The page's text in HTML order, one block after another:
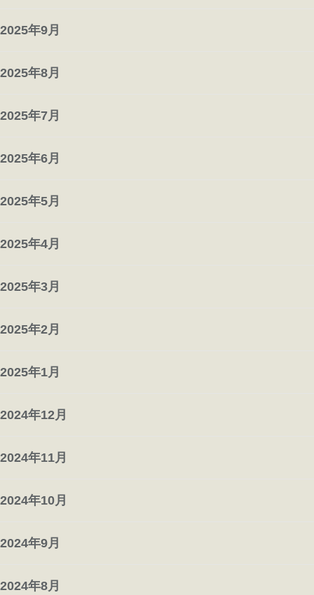
2025年9月
2025年8月
2025年7月
2025年6月
2025年5月
2025年4月
2025年3月
2025年2月
2025年1月
2024年12月
2024年11月
2024年10月
2024年9月
2024年8月